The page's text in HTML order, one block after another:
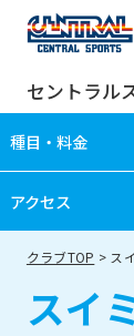
セントラル
種目・料金
アクセス
クラブTOP ス
スイ